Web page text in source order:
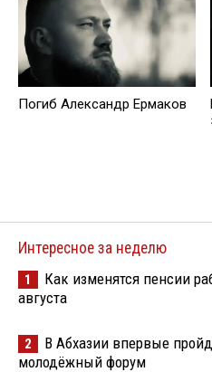
Погиб Александр Ермаков
Интересное за неделю
1
Как изменятся пенсии
августа
2
В Абхазии впервые
молодёжный форум